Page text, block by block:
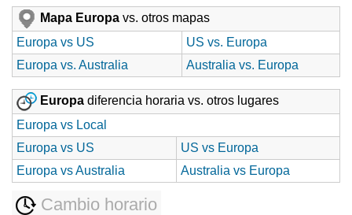
Mapa Europa vs. otros mapas
Europa vs US
US vs. Europa
Europa vs. Australia
Australia vs. Europa
Europa diferencia horaria vs. otros lugares
Europa vs Local
Europa vs US
US vs Europa
Europa vs Australia
Australia vs Europa
Cambio horario